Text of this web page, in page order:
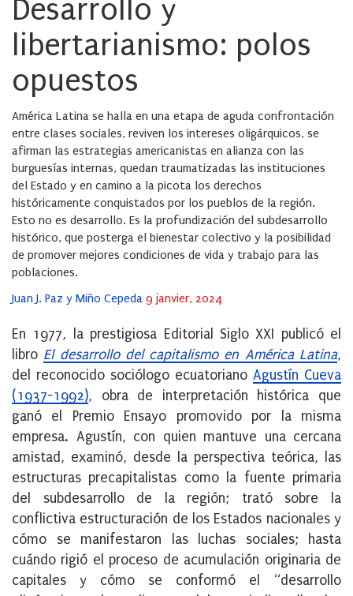
Desarrollo y
libertarianismo: polos
opuestos
América Latina se halla en una etapa de aguda confrontación
entre clases sociales, reviven los intereses oligárquicos, se
afirman las estrategias americanistas en alianza con las
burguesías internas, quedan traumatizadas las instituciones
del Estado y en camino a la picota los derechos
históricamente conquistados por los pueblos de la región.
Esto no es desarrollo. Es la profundización del subdesarrollo
histórico, que posterga el bienestar colectivo y la posibilidad
de promover mejores condiciones de vida y trabajo para las
poblaciones.
Juan J. Paz y Miño Cepeda Posted
9 janvier, 2024
En 1977, la prestigiosa Editorial Siglo XXI publicó el
libro El desarrollo del capitalismo en América Latina,
del reconocido sociólogo ecuatoriano Agustín Cueva
(1937-1992), obra de interpretación histórica que
ganó el Premio Ensayo promovido por la misma
empresa. Agustín, con quien mantuve una cercana
amistad, examinó, desde la perspectiva teórica, las
estructuras precapitalistas como la fuente primaria
del subdesarrollo de la región; trató sobre la
conflictiva estructuración de los Estados nacionales y
cómo se manifestaron las luchas sociales; hasta
cuándo rigió el proceso de acumulación originaria de
capitales y cómo se conformó el “desarrollo